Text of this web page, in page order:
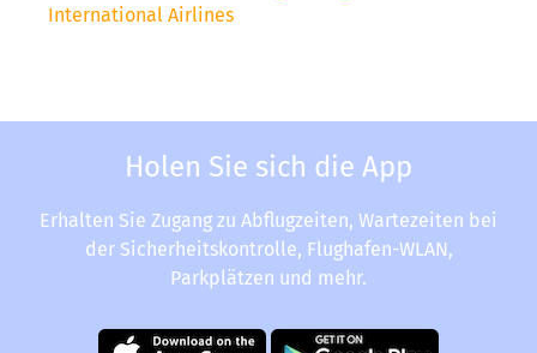
International Airlines
Holen Sie sich die App
Erhalten Sie Zugang zu Abflugzeiten, Wartezeiten bei
der Sicherheitskontrolle, Flughafen-WLAN,
Parkplätzen und mehr.